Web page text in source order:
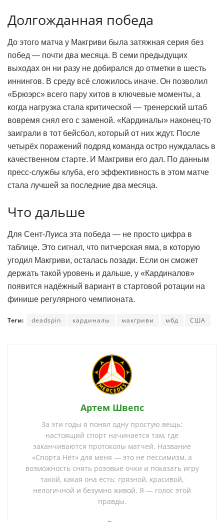
Долгожданная победа
До этого матча у Макгриви была затяжная серия без
побед — почти два месяца. В семи предыдущих
выходах он ни разу не добирался до отметки в шесть
иннингов. В среду всё сложилось иначе. Он позволил
«Брюэрс» всего пару хитов в ключевые моменты, а
когда нагрузка стала критической — тренерский штаб
вовремя снял его с заменой. «Кардиналы» наконец-то
заиграли в тот бейсбол, который от них ждут. После
четырёх поражений подряд команда остро нуждалась в
качественном старте. И Макгриви его дал. По данным
пресс-службы клуба, его эффективность в этом матче
стала лучшей за последние два месяца.
Что дальше
Для Сент-Луиса эта победа — не просто цифра в
таблице. Это сигнал, что питчерская яма, в которую
угодил Макгриви, осталась позади. Если он сможет
держать такой уровень и дальше, у «Кардиналов»
появится надёжный вариант в стартовой ротации на
финише регулярного чемпионата.
Теги: deadspin кардиналы макгриви мбд США
Артем Швепс
За эти годы я понял одну простую вещь:
настоящий спорт начинается там, где
заканчиваются протоколы матчей. Название
«Спорта Нет» для меня — это не пессимизм, а
возможность снять розовые очки и показать игру
такой, какая она есть: грязной, красивой,
нелогичной и безумно живой. Я — голос этой
правды.